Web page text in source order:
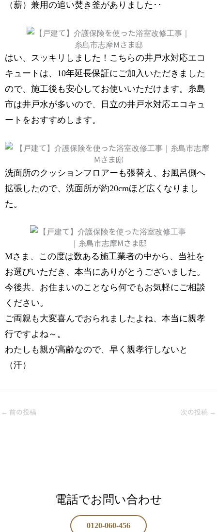
（薪）兼用の追い焚き釜がありました･･
はい、スッキリしました！こちらの井戸水対応エコ
キュートは、10年延長保証にご加入いただきました
ので、施工後も安心してお使いいただけます。糸島
市は井戸水が多いので、日立の井戸水対応エコキュ
ートをおすすめします。
洗面所のクッションフロアーも張替え、お風呂側へ
拡張したので、洗面所が約20cmほど広くなりまし
た。
Mさま、この度は数ある施工業者の中から、当社を
お選びいただき、本当にありがとうございました。
今後共、お住まいのことなら何でもお気軽にご相談
ください。
ご両親も大変喜んでおられましたよね、本当に親孝
行ですよね～。
わたしも親が高齢なので、早く親孝行しないと
（汗）
← 前の投稿 次の投稿 →
電話でお問い合わせ
0120-060-456